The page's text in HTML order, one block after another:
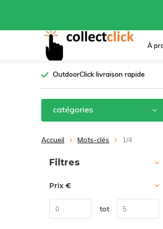
À
OutdoorClick livraison rapide
catégories
Accueil Mots-clés 1/4
Trier par:
Filtres
Prix €
tot